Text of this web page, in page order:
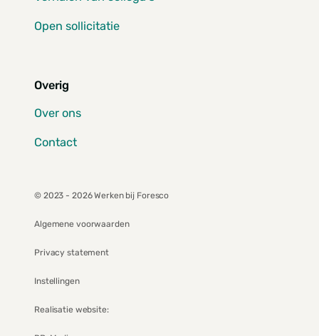
Open sollicitatie
Overig
Over ons
Contact
© 2023 - 2026 Werken bij Foresco
Algemene voorwaarden
Privacy statement
Instellingen
Realisatie website: